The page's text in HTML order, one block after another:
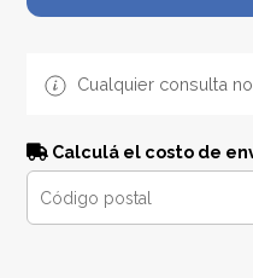
Cualquier consulta
Calculá el costo de